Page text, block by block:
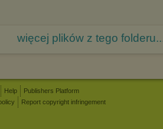
więcej plików z tego
Help
Publishers Platform
Report copyright infringement